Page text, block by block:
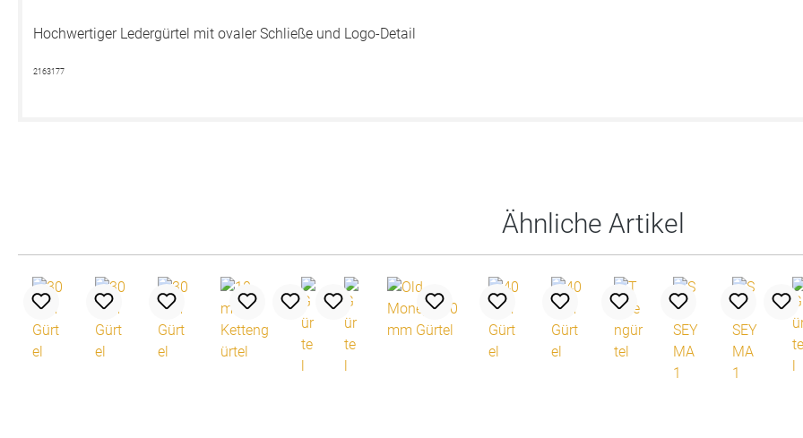
Hochwertiger Ledergürtel mit ovaler Schließe und Logo-Detail
2163177
Ähnliche Artikel